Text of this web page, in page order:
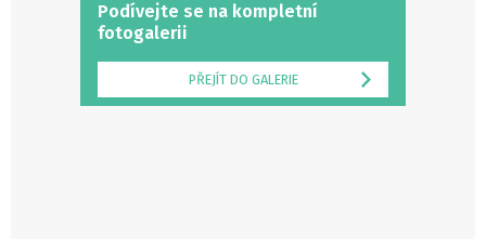
Podívejte se na kompletní
fotogalerii
PŘEJÍT DO GALERIE